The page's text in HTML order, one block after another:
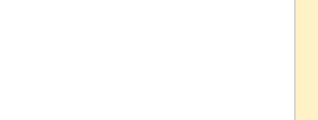
ら…とんでもない事になった
じが登場です